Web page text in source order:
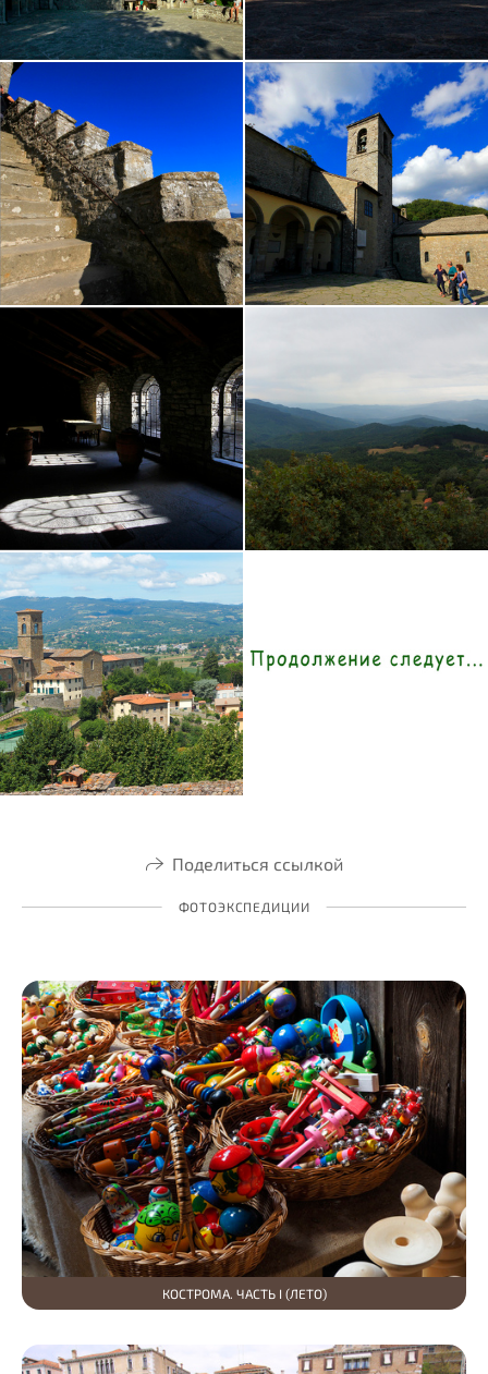
Поделиться ссылкой
ФОТОЭКСПЕДИЦИИ
КОСТРОМА. ЧАСТЬ I (ЛЕТО)